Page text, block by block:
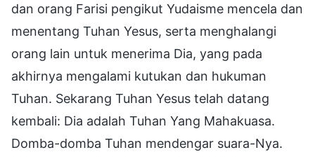
dan orang Farisi pengikut Yudaisme mencela dan
menentang Tuhan Yesus, serta menghalangi
orang lain untuk menerima Dia, yang pada
akhirnya mengalami kutukan dan hukuman
Tuhan. Sekarang Tuhan Yesus telah datang
kembali: Dia adalah Tuhan Yang Mahakuasa.
Domba-domba Tuhan mendengar suara-Nya.